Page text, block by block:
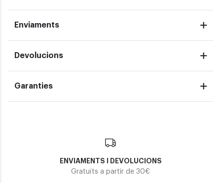
Enviaments
Devolucions
Garanties
ENVIAMENTS I DEVOLUCIONS
Gratuïts a partir de 30€